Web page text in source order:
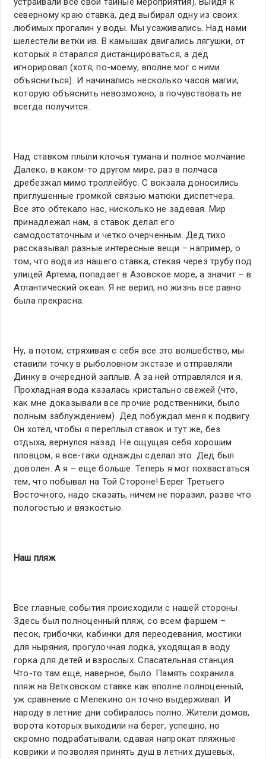
северному краю ставка, дед выбирал одну из своих
любимых прогалин у воды. Мы усаживались. Над нами
шелестели ветки ив. В камышах двигались лягушки, от
которых я старался дистанцироваться, а дед
игнорировал (хотя, по-моему, вполне мог с ними
объясниться). И начинались несколько часов магии,
которую объяснить невозможно, а почувствовать не
всегда получится.
Над ставком плыли клочья тумана и полное молчание.
Далеко, в каком-то другом мире, раз в полчаса
дребезжал мимо троллейбус. С вокзала доносились
приглушенные громкой связью матюки диспетчера.
Все это обтекало нас, нисколько не задевая. Мир
принадлежал нам, а ставок делал его
самодостаточным и четко очерченным. Дед тихо
рассказывал разные интересные вещи – например, о
том, что вода из нашего ставка, стекая через трубу под
улицей Артема, попадает в Азовское море, а значит – в
Атлантический океан. Я не верил, но жизнь все равно
была прекрасна.
Ну, а потом, стряхивая с себя все это волшебство, мы
ставили точку в рыболовном экстазе и отправляли
Динку в очередной заплыв. А за ней отправлялся и я.
Прохладная вода казалась кристально свежей (что,
как мне доказывали все прочие родственники, было
полным заблуждением). Дед побуждал меня к подвигу.
Он хотел, чтобы я переплыл ставок и тут же, без
отдыха, вернулся назад. Не ощущая себя хорошим
пловцом, я все-таки однажды сделал это. Дед был
доволен. А я – еще больше. Теперь я мог похвастаться
тем, что побывал на Той Стороне! Берег Третьего
Восточного, надо сказать, ничем не поразил, разве что
пологостью и вязкостью.
Наш пляж
Все главные события происходили с нашей стороны.
Здесь был полноценный пляж, со всем фаршем –
песок, грибочки, кабинки для переодевания, мостики
для ныряния, прогулочная лодка, уходящая в воду
горка для детей и взрослых. Спасательная станция.
Что-то там еще, наверное, было. Память сохранила
пляж на Ветковском ставке как вполне полноценный,
уж сравнение с Мелекино он точно выдерживал. И
народу в летние дни собиралось полно. Жители домов,
ворота которых выходили на берег, успешно, но
скромно подрабатывали, сдавая напрокат пляжные
коврики и позволяя принять душ в летних душевых,